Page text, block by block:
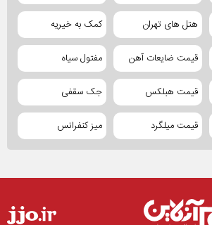
هتل های تهران کمک به خیریه
قیمت ضایعات آهن مفتول سیاه
قیمت هبلکس جک سقفی
قیمت میلگرد میز کنفرانس